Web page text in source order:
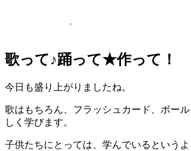
歌って♪踊って★作って！
今日も盛り上がりましたね。
歌はもちろん、フラッシュカード、ボー
しく学びます。
子供たちにとっては、学んでいるというよ